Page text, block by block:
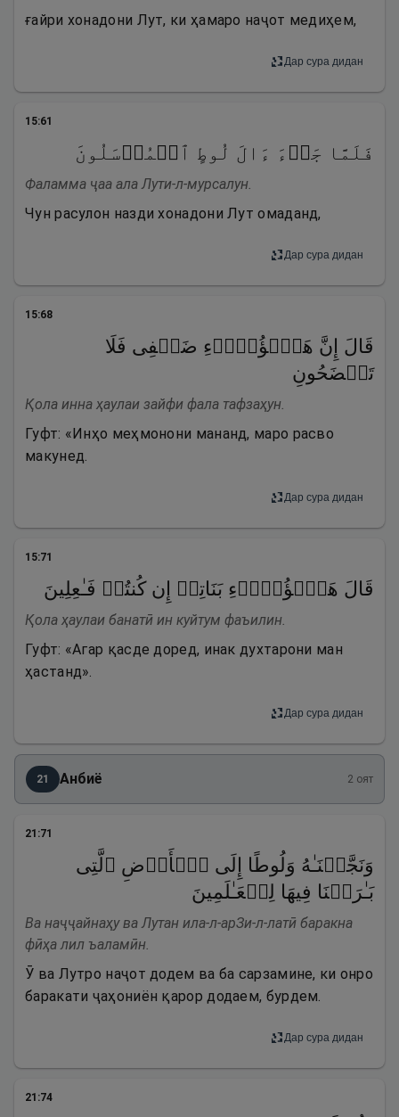
ғайри хонадони Лут, ки ҳамаро наҷот медиҳем,
Дар сура дидан
15:61
فَلَمَّا جَاۤءَ ءَالَ لُوطٍ ٱلۡمُرۡسَلُونَ
Фаламма ҷаа ала Лути-л-мурсалун.
Чун расулон назди хонадони Лут омаданд,
Дар сура дидан
15:68
قَالَ إِنَّ هَـٰۤؤُلَاۤءِ ضَیۡفِی فَلَا
تَفۡضَحُونِ
Қола инна ҳаулаи зайфи фала тафзаҳун.
Гуфт: «Инҳо меҳмонони мананд, маро расво
макунед.
Дар сура дидан
15:71
قَالَ هَـٰۤؤُلَاۤءِ بَنَاتِیۤ إِن كُنتُمۡ فَـٰعِلِینَ
Қола ҳаулаи банатӣ ин куйтум фаъилин.
Гуфт: «Агар қасде доред, инак духтарони ман
ҳастанд».
Дар сура дидан
21 Анбиё 2 оят
21 :71
وَنَجَّیۡنَـٰهُ وَلُوطًا إِلَى ٱلۡأَرۡضِ ٱلَّتِی
بَـٰرَكۡنَا فِیهَا لِلۡعَـٰلَمِینَ
Ва наҷҷайнаҳу ва Лутан ила-л-арЗи-л-латӣ баракна
фӣҳа лил ъаламӣн.
Ӯ ва Лутро наҷот додем ва ба сарзамине, ки онро
баракати ҷаҳониён қарор додаем, бурдем.
Дар сура дидан
21 :74